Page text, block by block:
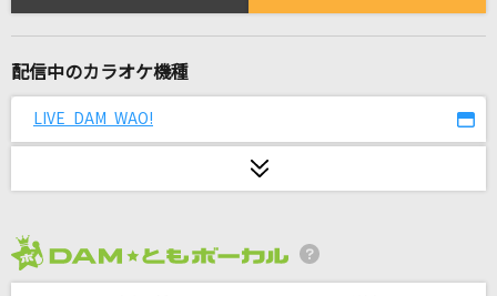
[生音]青と夏
夢中
配信中のカラオケ機種
LIVE DAM WAO!